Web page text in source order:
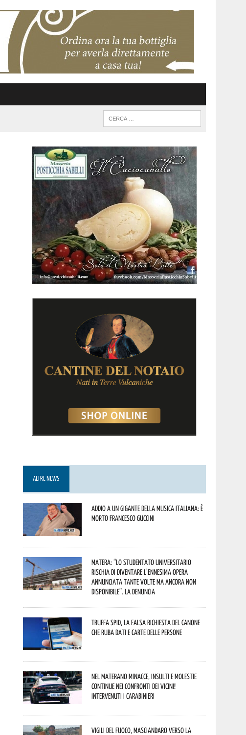
ALTRE NEWS
Addio a un gigante della musica italiana: è
morto Francesco Guccini
Matera: “Lo studentato universitario
rischia di diventare l’ennesima opera
annunciata tante volte ma ancora non
disponibile”. La denuncia
Truffa Spid, la falsa richiesta del canone
che ruba dati e carte delle persone
Nel materano minacce, insulti e molestie
continue nei confronti dei vicini!
Intervenuti i Carabinieri
Vigili del Fuoco, Masciandaro verso la